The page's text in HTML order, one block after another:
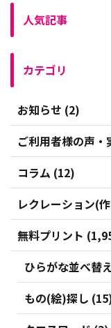
人気記事
カテゴリ
お知らせ (2)
ご利用者様の声・
コラム (12)
レクレーション(
無料プリント
ひらがな並べ替
もの(絵)探し